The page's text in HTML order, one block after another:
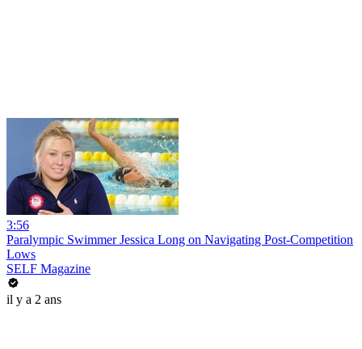
3:56
Paralympic Swimmer Jessica Long on Navigating Post-Competition
Lows
SELF Magazine
il y a 2 ans